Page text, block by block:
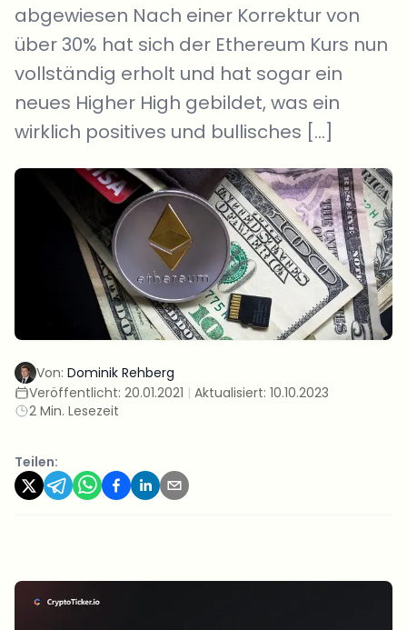
abgewiesen Nach einer Korrektur von
über 30% hat sich der Ethereum Kurs nun
vollständig erholt und hat sogar ein
neues Higher High gebildet, was ein
wirklich positives und bullisches […]
Von: Dominik Rehberg
Veröffentlicht: 20.01.2021 | Aktualisiert: 10.10.2023
2 Min. Lesezeit
Teilen: